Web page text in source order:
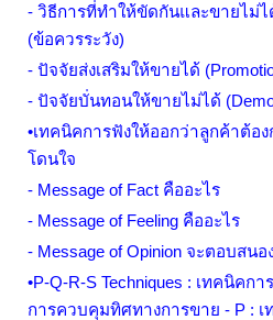
- วิธีการที่ทำให้ขัดกันและขายไม่
(ข้อควรระวัง)
- ปัจจัยส่งเสริมให้ขายได้ (
- ปัจจัยบั่นทอนให้ขายไม่ได้ (
•เทคนิคการฟังให้ออกว่าลูกค้าต้อ
โดนใจ
- Message of Fact คืออะไร
- Message of Feeling คืออะไร
- Message of Opinion จะตอบสนอ
•P-Q-R-S Techniques : เทคนิคกา
การควบคุมทิศทางการขาย - P :